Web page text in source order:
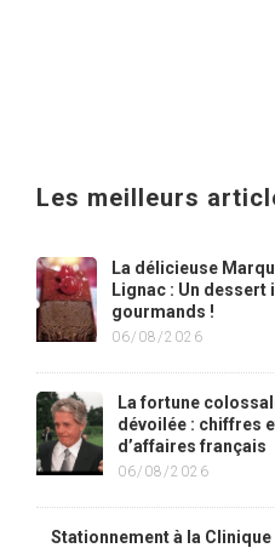
Les meilleurs
La délicieuse
Lignac : Un
gourmands !
06/08/2026
La fortune
dévoilée : chiffres
d’affaires français
06/08/2026
Stationnement à la